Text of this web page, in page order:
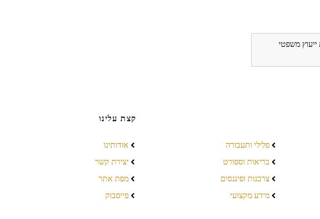
ייעוץ משפטי
פלילי ותעבורה
בריאות וספורט
צרכנות ופיננסים
מידע מקצועי
קצת עלינו
אודותינו
יצירת קשר
מפת אתר
פייסבוק